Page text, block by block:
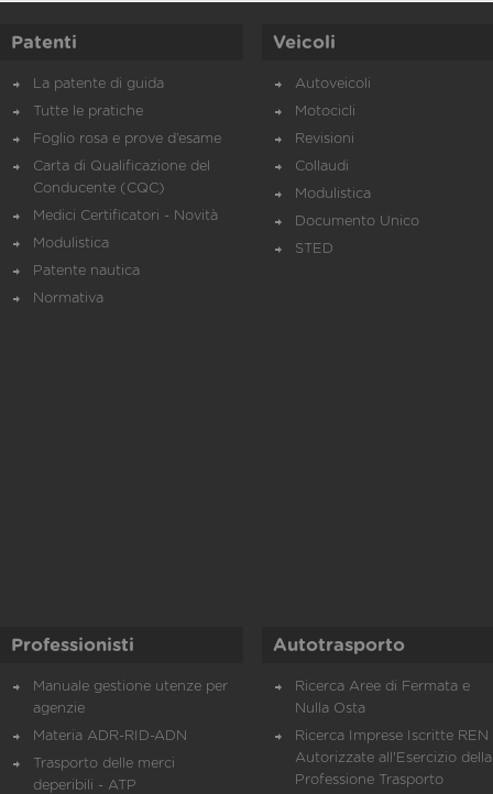
Patenti
La patente di guida
Tutte le pratiche
Foglio rosa e prove d’esame
Carta di Qualificazione del
Conducente (CQC)
Medici Certificatori - Novità
Modulistica
Patente nautica
Normativa
Veicoli
Autoveicoli
Motocicli
Revisioni
Collaudi
Modulistica
Documento Unico
STED
Professionisti
Manuale gestione utenze per
agenzie
Materia ADR-RID-ADN
Trasporto delle merci
deperibili - ATP
Autotrasporto
Ricerca Aree di Fermata e
Nulla Osta
Ricerca Imprese Iscritte REN
Autorizzate all'Esercizio della
Professione Trasporto